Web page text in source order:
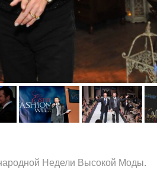
Недели Высокой Моды.